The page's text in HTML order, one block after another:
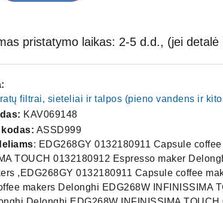
pristatymo laikas: 2-5 d.d., (jei
filtrai, sieteliai ir talpos (pieno vandens ir
KAV069148
ASSD999
: EDG268GY 0132180911 Capsule
TOUCH 0132180912 Espresso maker
,EDG268GY 0132180911 Capsule coffee
makers Delonghi EDG268W INFINISSIMA